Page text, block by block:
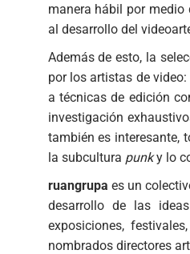
manera hábil por
al desarrollo del
Además de esto, la
por los artistas de
a técnicas de edición
investigación
también es interesante,
la subcultura punky lo
ruangrupa es un
desarrollo de las
exposiciones,
nombrados directores